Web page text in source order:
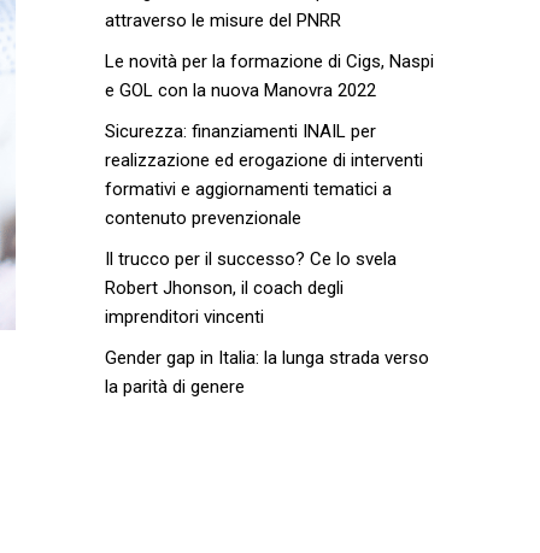
attraverso le misure del PNRR
Le novità per la formazione di Cigs, Naspi
e GOL con la nuova Manovra 2022
Sicurezza: finanziamenti INAIL per
realizzazione ed erogazione di interventi
formativi e aggiornamenti tematici a
contenuto prevenzionale
Il trucco per il successo? Ce lo svela
Robert Jhonson, il coach degli
imprenditori vincenti
Gender gap in Italia: la lunga strada verso
la parità di genere